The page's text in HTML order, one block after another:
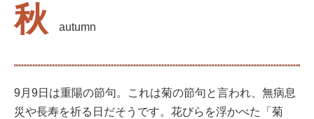
秋 autumn
9月9日は重陽の節句。これは菊の節句と言われ、無病息
災や長寿を祈る日だそうです。花びらを浮かべた「菊